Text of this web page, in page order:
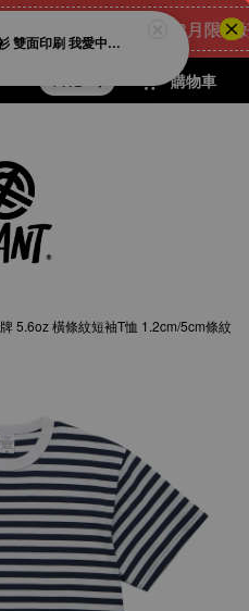
[8月限量好
購物車
5.6oz 橫條紋短袖T恤 1.2cm/5cm條紋